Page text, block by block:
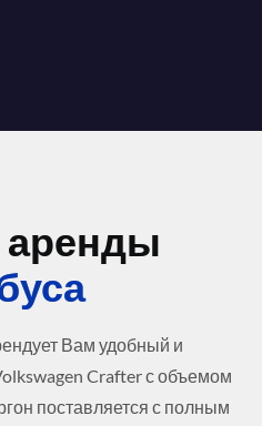
аренды
Вам удобный и
Crafter с объемом
поставляется с полным